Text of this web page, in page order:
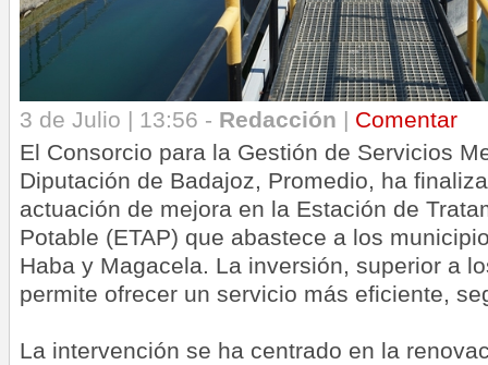
3 de Julio | 13:56 - Redacción | Comentar
El Consorcio para la Gestión de Servicios
Diputación de Badajoz, Promedio, ha
actuación de mejora en la Estación de
Potable (ETAP) que abastece a los
Haba y Magacela. La inversión, superior a
permite ofrecer un servicio más eficiente,
La intervención se ha centrado en la